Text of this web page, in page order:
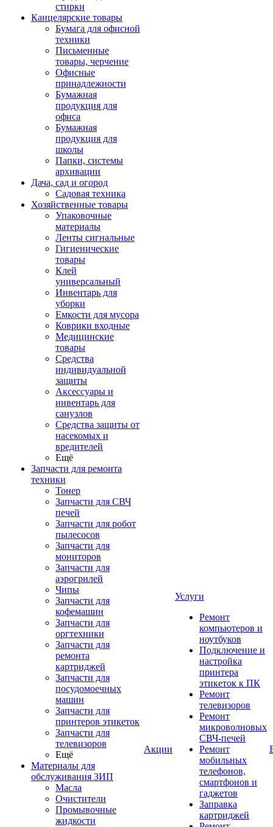
стирки
Канцелярские товары
Бумага для офисной
техники
Письменные
товары, черчение
Офисные
принадлежности
Бумажная
продукция для
офиса
Бумажная
продукция для
школы
Папки, системы
архивации
Дача, сад и огород
Садовая техника
Хозяйственные товары
Упаковочные
материалы
Ленты сигнальные
Гигиенические
товары
Клей
универсальный
Инвентарь для
уборки
Емкости для мусора
Коврики входные
Медицинские
товары
Средства
индивидуальной
защиты
Аксессуары и
инвентарь для
санузлов
Средства защиты от
насекомых и
вредителей
Ещё
Запчасти для ремонта
техники
Тонер
Запчасти для СВЧ
печей
Запчасти для робот
пылесосов
Запчасти для
мониторов
Запчасти для
аэрогрилей
Чипы
Запчасти для
кофемашин
Запчасти для
оргтехники
Запчасти для
ремонта
картриджей
Запчасти для
посудомоечных
машин
Запчасти для
принтеров этикеток
Запчасти для
телевизоров
Ещё
Материалы для
обслуживания ЗИП
Масла
Очистители
Промывочные
жидкости
Акции
Услуги
Ремонт
компьютеров и
ноутбуков
Подключение и
настройка
принтера
этикеток к ПК
Ремонт
телевизоров
Ремонт
микроволновых
СВЧ-печей
Ремонт
мобильных
телефонов,
смартфонов и
гаджетов
Заправка
картриджей